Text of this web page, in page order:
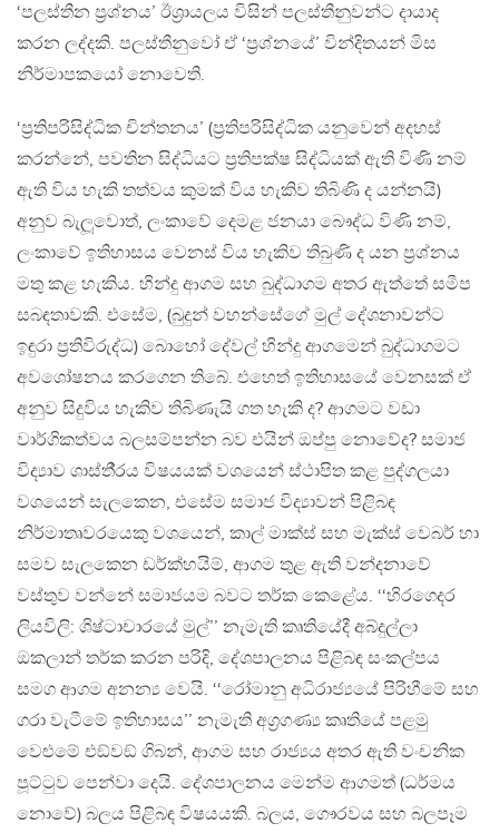
‘පලස්තීන ප‍්‍රශ්නය’ ඊශ‍්‍රායලය විසින් පලස්තීනුවන්ට දායාද
කරන ලද්දකි. පලස්තීනුවෝ ඒ ‘ප‍්‍රශ්නයේ’ වින්දිතයන් මිස
නිර්මාපකයෝ නොවෙති.
‘ප‍්‍රතිපරිසිද්ධික චින්තනය’ (ප‍්‍රතිපරිසිද්ධික යනුවෙන් අදහස්
කරන්නේ, පවතින සිද්ධියට ප‍්‍රතිපක්ෂ සිද්ධියක් ඇති විණි නම්
ඇති විය හැකි තත්වය කුමක් විය හැකිව තිබිණි ද යන්නයි)
අනුව බැලූවොත්, ලංකාවේ දෙමළ ජනයා බෞද්ධ විණි නම්,
ලංකාවේ ඉතිහාසය වෙනස් විය හැකිව තිබුණි ද යන ප‍්‍රශ්නය
මතු කළ හැකිය. හින්දු ආගම සහ බුද්ධාගම අතර ඇත්තේ සමීප
සබඳතාවකි. එසේම, (බුදුන් වහන්සේගේ මුල් දේශනාවන්ට
ඉඳුරා ප‍්‍රතිවිරුද්ධ) බොහෝ දේවල් හින්දු ආගමෙන් බුද්ධාගමට
අවශෝෂනය කරගෙන තිබේ. එහෙත් ඉතිහාසයේ වෙනසක් ඒ
අනුව සිදුවිය හැකිව තිබිණැයි ගත හැකි ද? ආගමට වඩා
වාර්ගිකත්වය බලසම්පන්න බව එයින් ඔප්පු නොවේද? සමාජ
විද්‍යාව ශාස්තී‍්‍රය විෂයයක් වශයෙන් ස්ථාපිත කළ පුද්ගලයා
වශයෙන් සැලකෙන, එසේම සමාජ විද්‍යාවන් පිළිබඳ
නිර්මාතෘවරයෙකු වශයෙන්, කාල් මාක්ස් සහ මැක්ස් වෙබර් හා
සමව සැලකෙන ඩර්ක්හයිම්, ආගම තුළ ඇති වන්දනාවේ
වස්තුව වන්නේ සමාජයම බවට තර්ක කෙළේය. ‘‘හිරගෙදර
ලියවිලි: ශිෂ්ටාචාරයේ මුල්’’ නැමැති කෘතියේදී අබ්දුල්ලා
ඔකලාන් තර්ක කරන පරිදි, දේශපාලනය පිළිබඳ සංකල්පය
සමග ආගම අනන්‍ය වෙයි. ‘‘රෝමානු අධිරාජ්‍යයේ පිරිහීමේ සහ
ගරා වැටීමේ ඉතිහාසය’’ නැමැති අග‍්‍රගණ්‍ය කෘතියේ පළමු
වෙළුමේ එඞ්වඞ් ගිබන්, ආගම සහ රාජ්‍යය අතර ඇති වංචනික
පූට්ටුව පෙන්වා දෙයි. දේශපාලනය මෙන්ම ආගමත් (ධර්මය
නොවේ) බලය පිළිබඳ විෂයයකි. බලය, ගෞරවය සහ බලපෑම